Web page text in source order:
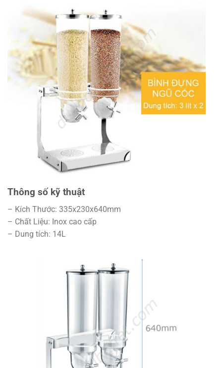
Thông số kỹ thuật
– Kích Thước: 335x230x640mm
– Chất Liệu: Inox cao cấp
– Dung tích: 14L